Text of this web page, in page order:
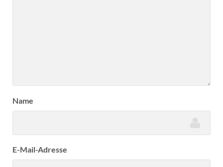
Name
E-Mail-Adresse